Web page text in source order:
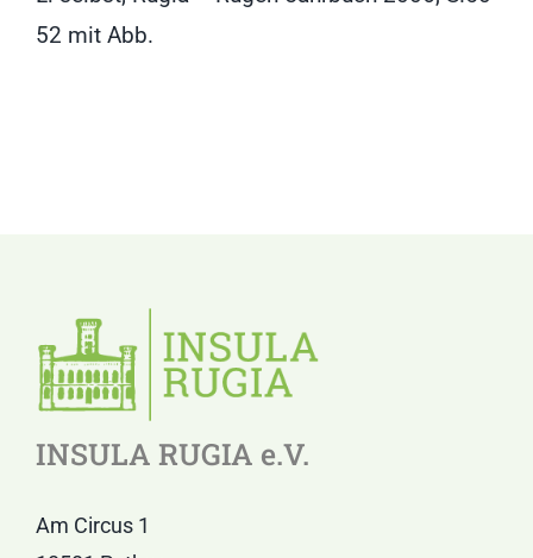
52 mit Abb.
INSULA RUGIA e.V.
Am Circus 1